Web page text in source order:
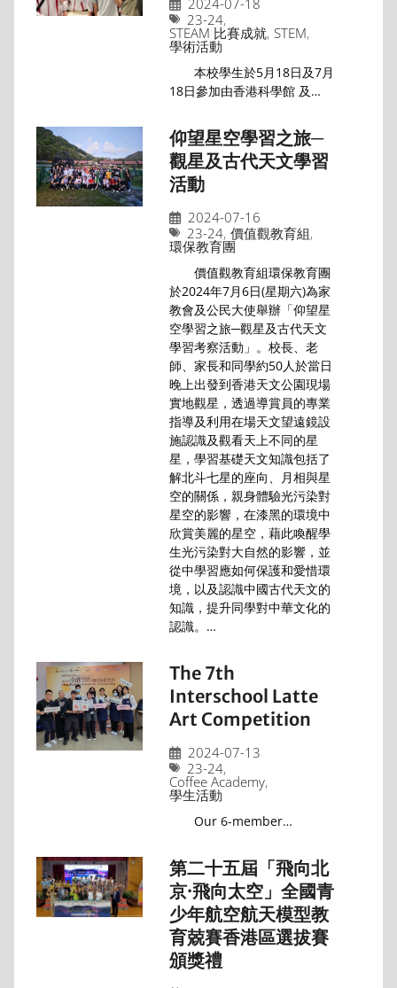
2024-07-18
23-24,
STEAM 比賽成就, STEM,
學術活動
本校學生於5月18日及7月
18日參加由香港科學館 及…
仰望星空學習之旅─
觀星及古代天文學習
活動
2024-07-16
23-24, 價值觀教育組,
環保教育團
價值觀教育組環保教育團
於2024年7月6日(星期六)為家
教會及公民大使舉辦「仰望星
空學習之旅─觀星及古代天文
學習考察活動」。校長、老
師、家長和同學約50人於當日
晚上出發到香港天文公園現場
實地觀星，透過導賞員的專業
指導及利用在場天文望遠鏡設
施認識及觀看天上不同的星
星，學習基礎天文知識包括了
解北斗七星的座向、月相與星
空的關係，親身體驗光污染對
星空的影響，在漆黑的環境中
欣賞美麗的星空，藉此喚醒學
生光污染對大自然的影響，並
從中學習應如何保護和愛惜環
境，以及認識中國古代天文的
知識，提升同學對中華文化的
認識。…
The 7th
Interschool Latte
Art Competition
2024-07-13
23-24,
Coffee Academy,
學生活動
Our 6-member…
第二十五屆「飛向北
京·飛向太空」全國青
少年航空航天模型教
育兢賽香港區選拔賽
頒獎禮